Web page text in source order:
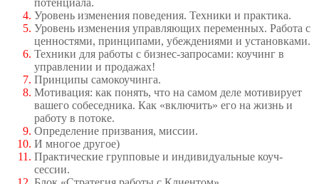
потенциала.
Уровень изменения поведения. Техники и практика.
Уровень изменения управляющих переменных. Работа с
ценностями, принципами, убеждениями и установками.
Техники для работы с бизнес-запросами: коучинг в
управлении и продажах!
Принципы самокоучинга.
Мотивация: как понять, что на самом деле мотивирует
вашего собеседника. Как «включить» его на жизнь и
работу в потоке.
Определение призвания, миссии.
И многое другое)
Практические групповые и индивидуальные коуч-
сессии.